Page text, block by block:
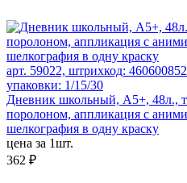
арт. 59022, штрихкод:
упаковки: 1/15/30
Дневник школьный, А5+, 48л.,
поролоном, аппликация с
шелкография в одну краску
цена за 1шт.
362 ₽